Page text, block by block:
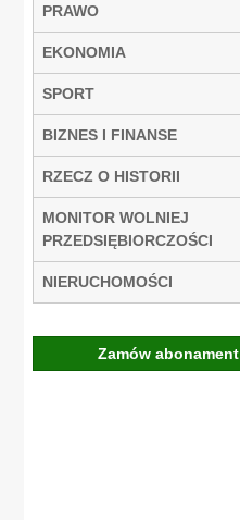
PRAWO
EKONOMIA
SPORT
BIZNES I FINANSE
RZECZ O HISTORII
MONITOR WOLNIEJ
PRZEDSIĘBIORCZOŚCI
NIERUCHOMOŚCI
Zamów abonament